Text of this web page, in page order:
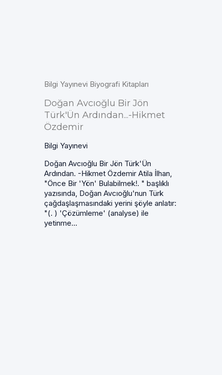
Bilgi Yayınevi Biyografi Kitapları
Doğan Avcıoğlu Bir Jön
Türk'Ün Ardından...-Hikmet
Özdemir
Bilgi Yayınevi
Doğan Avcıoğlu Bir Jön Türk'Ün
Ardından. -Hikmet Özdemir Atila İlhan,
"Önce Bir 'Yön' Bulabilmek!. " başlıklı
yazısında, Doğan Avcıoğlu'nun Türk
çağdaşlaşmasındaki yerini şöyle anlatır:
"(. ) 'Çözümleme' (analyse) ile
yetinme...